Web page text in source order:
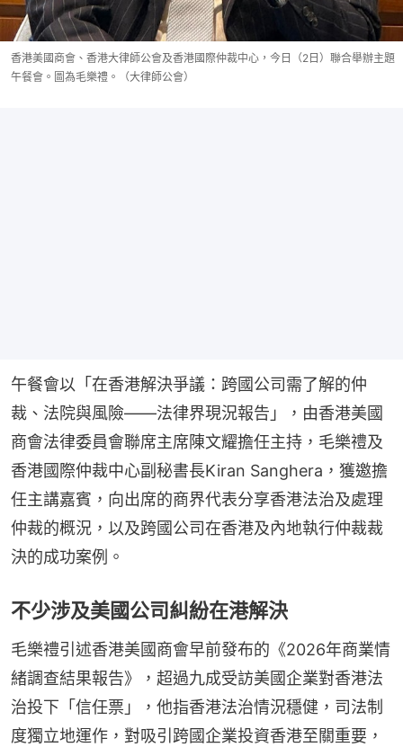
香港美國商會、香港大律師公會及香港國際仲裁中心，今日（2日）聯合舉辦主題
午餐會。圖為毛樂禮。（大律師公會）
午餐會以「在香港解決爭議：跨國公司需了解的仲
裁、法院與風險——法律界現況報告」，由香港美國
商會法律委員會聯席主席陳文耀擔任主持，毛樂禮及
香港國際仲裁中心副秘書長Kiran Sanghera，獲邀擔
任主講嘉賓，向出席的商界代表分享香港法治及處理
仲裁的概況，以及跨國公司在香港及內地執行仲裁裁
決的成功案例。
不少涉及美國公司糾紛在港解決
毛樂禮引述香港美國商會早前發布的《2026年商業情
緒調查結果報告》，超過九成受訪美國企業對香港法
治投下「信任票」，他指香港法治情況穩健，司法制
度獨立地運作，對吸引跨國企業投資香港至關重要，